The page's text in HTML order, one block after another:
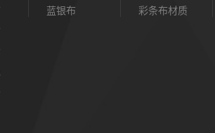
蓝银布
彩条布材质